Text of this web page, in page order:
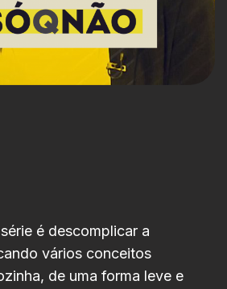
é descomplicar a
vários conceitos
de uma forma leve e